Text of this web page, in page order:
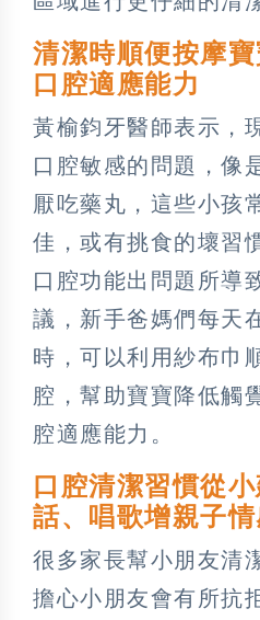
清潔時順便按摩
口腔適應能力
黃榆鈞牙醫師表示，
口腔敏感的問題，像
厭吃藥丸，這些小孩
佳，或有挑食的壞習
口腔功能出問題所導
議，新手爸媽們每天
時，可以利用紗布巾
腔，幫助寶寶降低觸
腔適應能力。
口腔清潔習慣從
話、唱歌增親子情
很多家長幫小朋友清
擔心小朋友會有所抗